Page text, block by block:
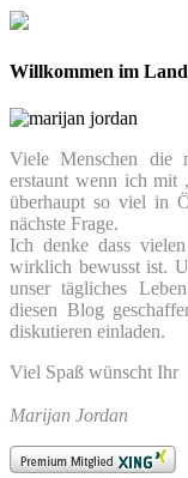
Willkommen im
Viele Menschen die
erstaunt wenn ich mit
überhaupt so viel in
nächste Frage.
Ich denke dass
wirklich bewusst ist.
unser tägliches
diesen Blog
diskutieren einladen.
Viel Spaß wünscht Ihr
Marijan Jordan